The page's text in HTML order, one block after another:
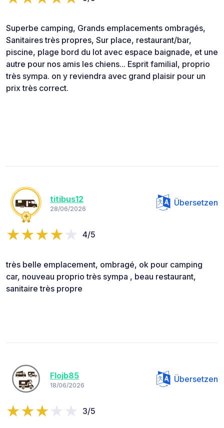
Superbe camping, Grands emplacements ombragés,
Sanitaires très propres, Sur place, restaurant/bar,
piscine, plage bord du lot avec espace baignade, et une
autre pour nos amis les chiens... Esprit familial, proprio
très sympa. on y reviendra avec grand plaisir pour un
prix très correct.
titibus12
28/06/2026
Übersetzen
4/5
très belle emplacement, ombragé, ok pour camping
car, nouveau proprio très sympa , beau restaurant,
sanitaire très propre
Flojb85
18/06/2026
Übersetzen
3/5